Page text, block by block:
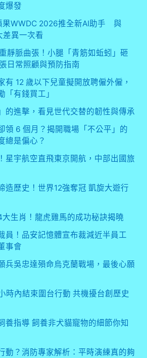
爆發
果WWDC 2026推全新AI助手 與
差異一次看
靜脈曲張！小腿「青筋如蚯蚓」砸
日常照顧與預防指南
有 12 歲以下兒童擬開放聘僱外僱，
「有錢買工」
的進擊，看見世代交替的韌性與傳承
領 6 個月？揭開職場「不公平」的
總是偏心？
星宇航空直飛東京開航，中部出國旅
造歷史！世界12強奪冠 凱旋大遊行
生肖！龍虎雞馬的成功秘訣揭曉
員！品安記憶體宣布裁減近半員工
事會
兵吳忠達殞命烏克蘭戰場，最後心願
時內結束圍台行動 共機擾台創歷史
養指導 飼養非犬貓寵物的細節你知
動？消防專家解析：平時演練真的夠